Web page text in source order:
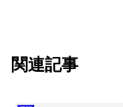
関連記事